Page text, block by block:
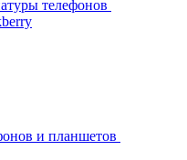
телефонов
и планшетов